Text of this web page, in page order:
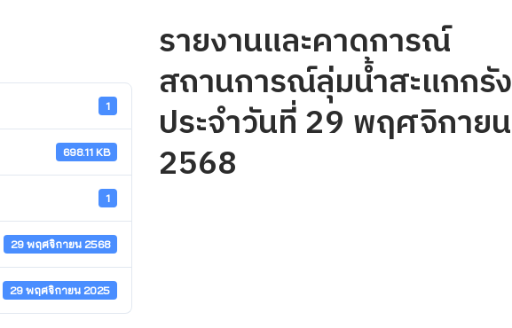
1
698.11 KB
1
29 พฤศจิกายน 2568
29 พฤศจิกายน 2025
รายงานและคาดการณ์
สถานการณ์ลุ่มน้ำสะแกกรัง
ประจำวันที่ 29 พฤศจิกายน
2568